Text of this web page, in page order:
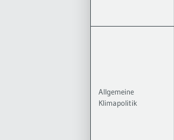
Allgemeine
Klimapolitik